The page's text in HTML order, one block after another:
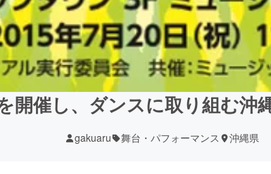
開催し、ダンスに取り組む沖
gakuaru 舞台・パフォーマンス 沖縄県